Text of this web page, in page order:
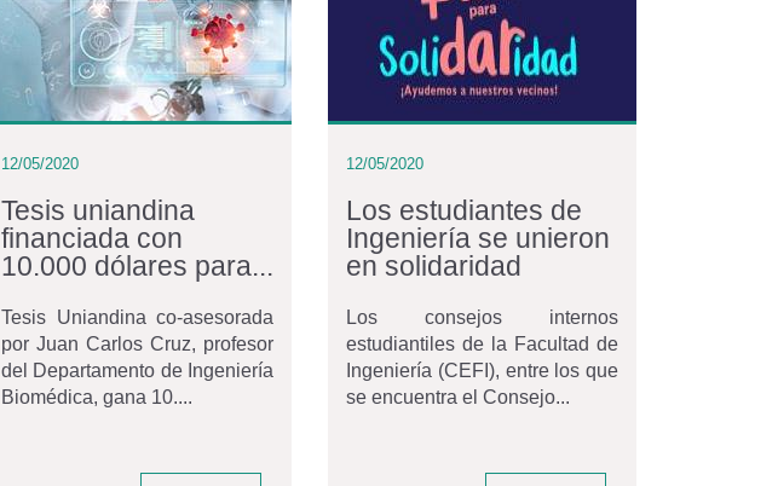
12/05/2020
Tesis uniandina
financiada con
10.000 dólares para...
Tesis Uniandina co-asesorada
por Juan Carlos Cruz, profesor
del Departamento de Ingeniería
Biomédica, gana 10....
12/05/2020
Los estudiantes de
Ingeniería se unieron
en solidaridad
Los consejos internos
estudiantiles de la Facultad de
Ingeniería (CEFI), entre los que
se encuentra el Consejo...